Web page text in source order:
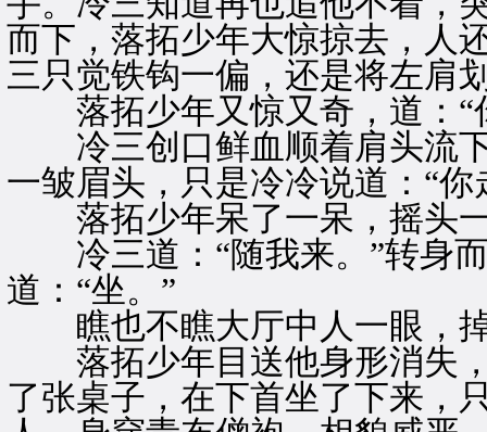
而下，落拓少年大惊掠去，人
三只觉铁钩一偏，还是将左肩
落拓少年又惊又奇，道：“
冷三创口鲜血顺着肩头流下
一皱眉头，只是冷冷说道：“你
落拓少年呆了一呆，摇头一
冷三道：“随我来。”转身而
道：“坐。”
瞧也不瞧大厅中人一眼，
落拓少年目送他身形消失，
了张桌子，在下首坐了下来，